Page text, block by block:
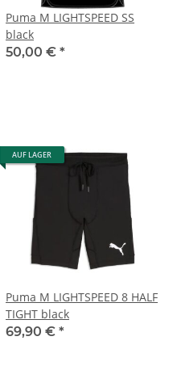
Puma M LIGHTSPEED SS
black
50,00 € *
AUF LAGER
Puma M LIGHTSPEED 8 HALF
TIGHT black
69,90 € *